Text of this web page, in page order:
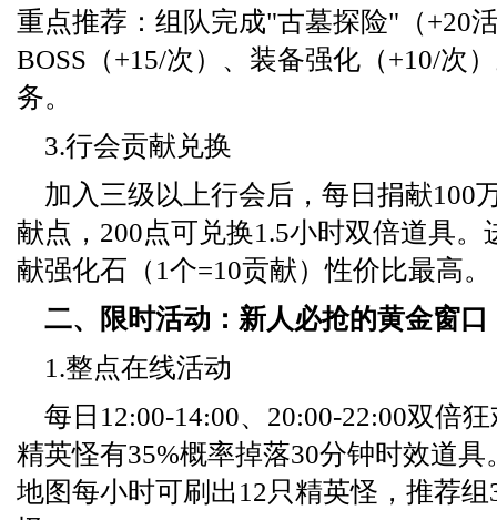
重点推荐：组队完成"古墓探险"（+20
BOSS（+15/次）、装备强化（+10/次
务。
3.行会贡献兑换
加入三级以上行会后，每日捐献100
献点，200点可兑换1.5小时双倍道具。
献强化石（1个=10贡献）性价比最高。
二、限时活动：新人必抢的黄金窗口
1.整点在线活动
每日12:00-14:00、20:00-22:00双倍
精英怪有35%概率掉落30分钟时效道
地图每小时可刷出12只精英怪，推荐